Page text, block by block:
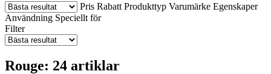
Pris Rabatt Produkttyp Varumärke Egenskaper
Användning Speciellt för
Filter
Rouge: 24 artiklar